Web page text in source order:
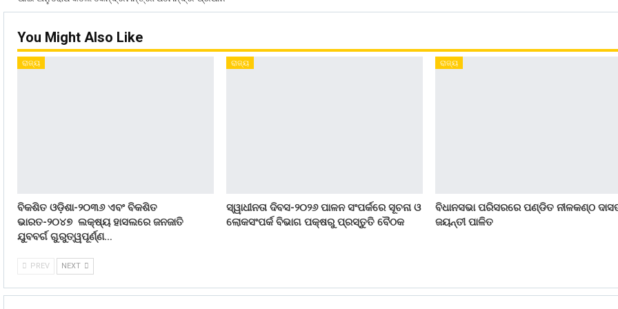
You Might Also Like
ରାଜ୍ୟ
ବିକଶିତ ଓଡ଼ିଶା-୨୦୩୬ ଏବଂ ବିକଶିତ
ଭାରତ-୨୦୪୭ ଲକ୍ଷ୍ୟ ହାସଲରେ ଜନଜାତି
ଯୁବବର୍ଗ ଗୁରୁତ୍ୱପୂର୍ଣ୍ଣ…
ରାଜ୍ୟ
ସ୍ୱାଧୀନତା ଦିବସ-୨୦୨୬ ପାଳନ ସଂପର୍କରେ ସୂଚନା ଓ
ଲୋକସଂପର୍କ ବିଭାଗ ପକ୍ଷରୁ ପ୍ରସ୍ତୁତି ବୈଠକ
ରାଜ୍ୟ
ବିଧାନସଭା ପରିସରରେ ପଣ୍ଡିତ ନୀଳକଣ୍ଠ
ଜୟନ୍ତୀ ପାଳିତ
PREV NEXT